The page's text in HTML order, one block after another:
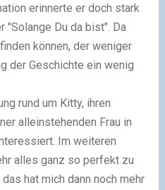
erinnerte er doch stark
"Solange Du da bist". Da
können, der weniger
der Geschichte ein wenig
rund um Kitty, ihren
alleinstehenden Frau in
Im weiteren
alles ganz so perfekt zu
hat mich dann noch mehr